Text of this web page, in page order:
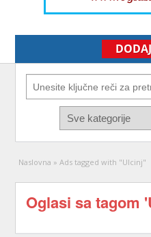
Naslovna » Ads tagged with "Ulcinj"
Oglasi sa tagom